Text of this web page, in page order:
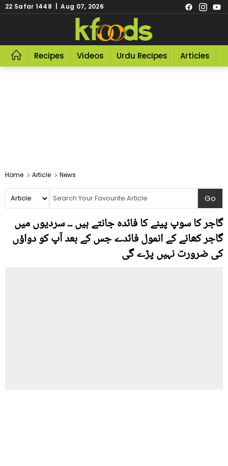
22 Safar 1448 | Aug 07, 2026
Recipes Videos Urdu Recipes Articles
Home Article News
گاجر کا سوپ پینے کا فائدہ جانتے ہیں ۔۔ سردیوں میں
گاجر کھانے کے انمول فائدے جس کے بعد آپ کو دواؤں
کی ضرورت نہیں پڑے گی